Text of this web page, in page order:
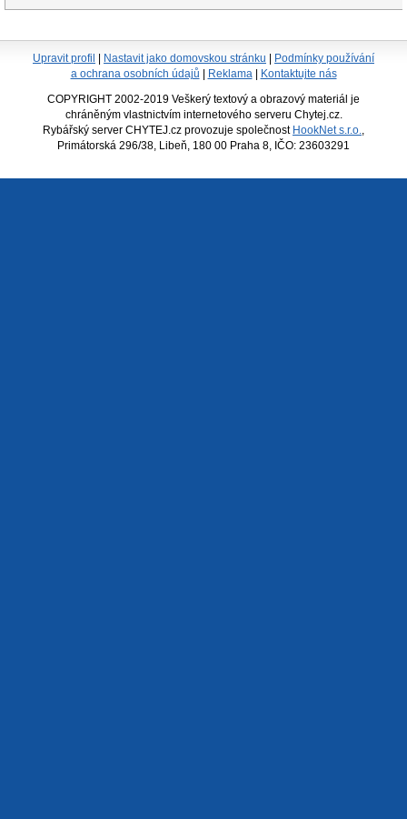
Upravit profil Nastavit jako domovskou stránku
Podmínky používání
a ochrana osobních údajů
Reklama Kontaktujte nás
COPYRIGHT 2002-2019 Veškerý textový a obrazový materiál je
chráněným vlastnictvím internetového serveru Chytej.cz.
Rybářský server CHYTEJ.cz provozuje společnost HookNet s.r.o.
Primátorská 296/38, Libeň, 180 00 Praha 8, IČO: 23603291